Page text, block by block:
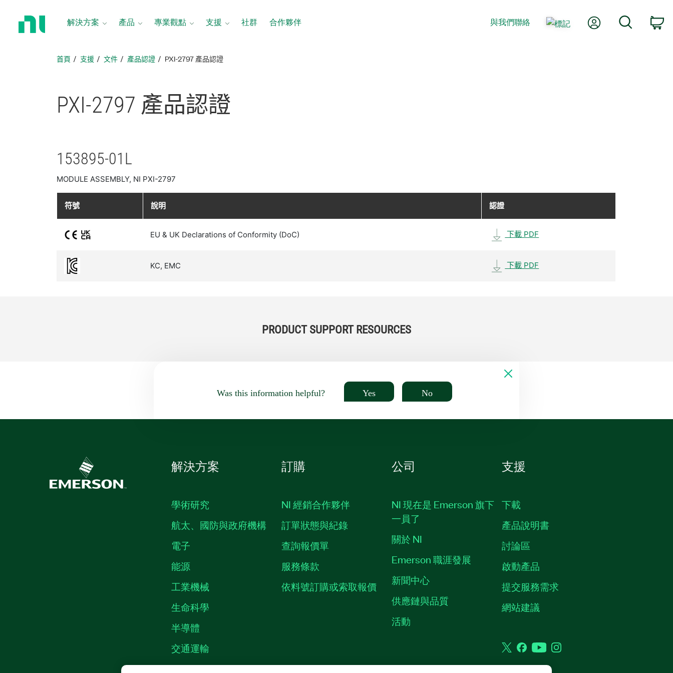
解決方案 產品 專業觀點 支援 社群 合作夥伴 與我們聯絡 我的帳號
首頁 支援 文件 產品認證 PXI-2797 產品認證
PXI-2797 產品認證
153895-01L
MODULE ASSEMBLY, NI PXI-2797
符號 說明 認證
EU & UK Declarations of Conformity (DoC) 下載 PDF
KC, EMC 下載 PDF
PRODUCT SUPPORT RESOURCES
Was this information helpful? Yes No
解決方案
學術研究
航太、國防與政府機構
電子
能源
工業機械
生命科學
半導體
交通運輸
訂購
NI 經銷合作夥伴
訂單狀態與紀錄
查詢報價單
服務條款
依料號訂購或索取報價
公司
NI 現在是 Emerson 旗下
一員了
關於 NI
Emerson 職涯發展
新聞中心
供應鏈與品質
活動
支援
下載
產品說明書
討論區
啟動產品
提交服務需求
網站建議
TwitterFacebook
YouTubeInstagram